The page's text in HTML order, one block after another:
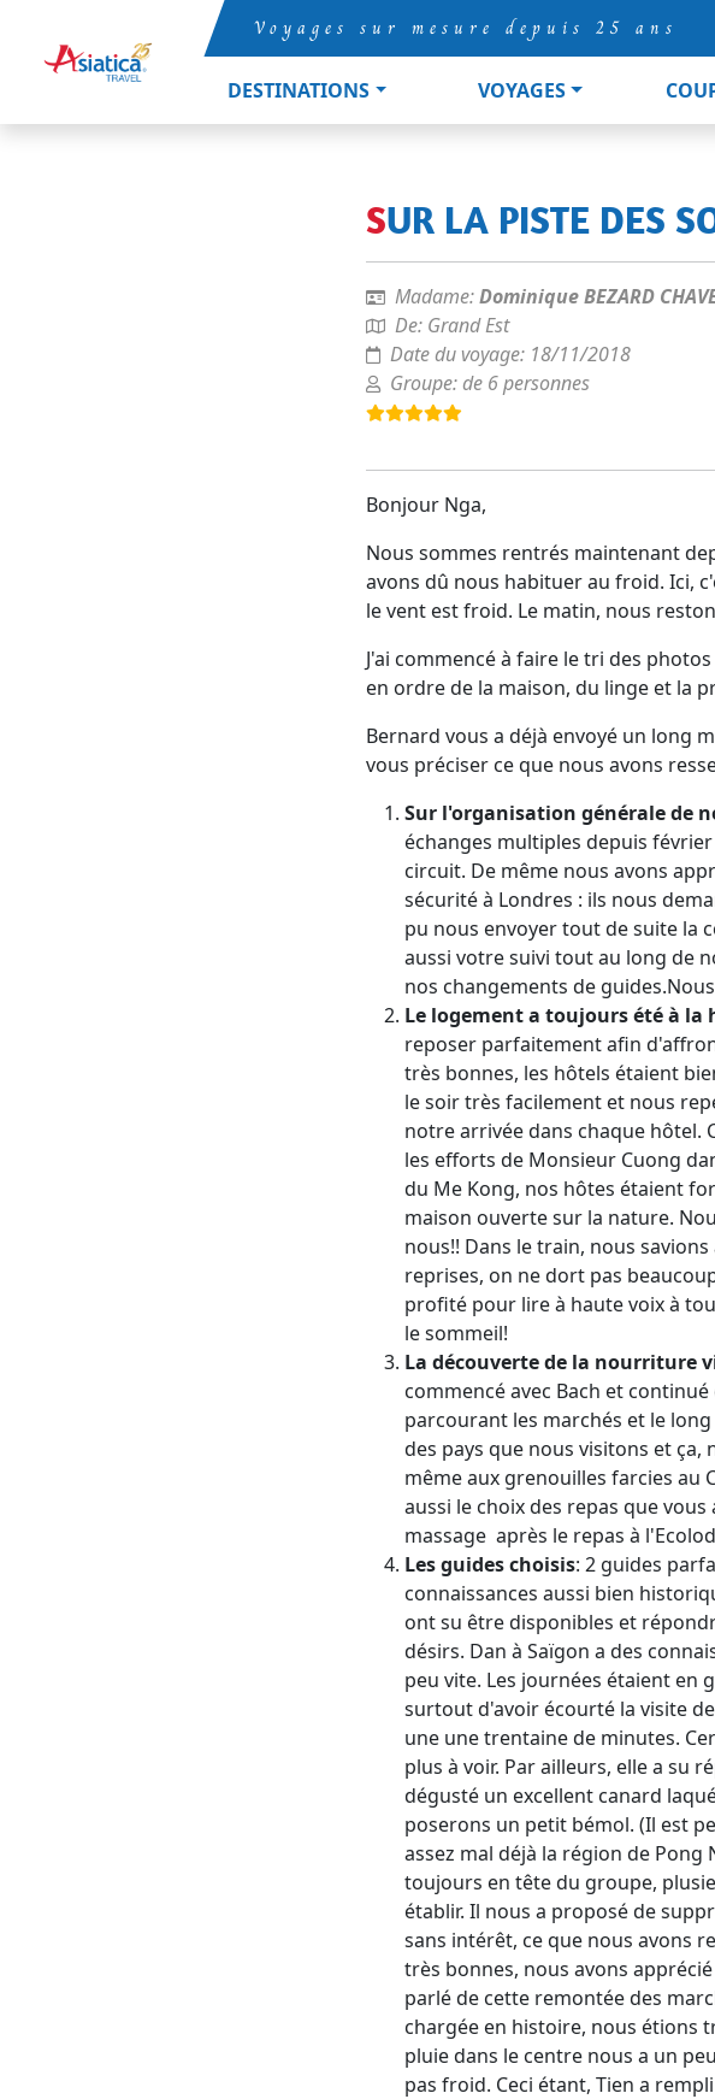
Voyages sur mesure depuis 25 ans
DESTINATIONS VOYAGES
SUR LA PISTE DES
Madame:Dominique BEZARD
De: Grand Est
Date du voyage: 18/11/2018
Groupe:de 6 personnes
Bonjour Nga,
Nous sommes rentrés maintenant
avons dû nous habituer au froid. Ici,
le vent est froid. Le matin, nous
J'ai commencé à faire le tri des
en ordre de la maison, du linge et la
Bernard vous a déjà envoyé un long
vous préciser ce que nous avons
Sur l'organisation générale de
échanges multiples depuis
circuit. De même nous avons
sécurité à Londres : ils nous
pu nous envoyer tout de suite la
aussi votre suivi tout au long de
nos changements de
Le logement a toujours été à
reposer parfaitement afin
très bonnes, les hôtels étaient
le soir très facilement et nous
notre arrivée dans chaque hôtel.
les efforts de Monsieur Cuong
du Me Kong, nos hôtes étaient
maison ouverte sur la nature.
nous!! Dans le train, nous
reprises, on ne dort pas
profité pour lire à haute voix à
le sommeil!
La découverte de la nourriture
commencé avec Bach et
parcourant les marchés et le
des pays que nous visitons et
même aux grenouilles farcies au
aussi le choix des repas que
massage après le repas à
Les guides choisis: 2 guides
connaissances aussi bien
ont su être disponibles et
désirs. Dan à Saïgon a des
peu vite. Les journées étaient en
surtout d'avoir écourté la visite
une une trentaine de minutes.
plus à voir. Par ailleurs, elle a su
dégusté un excellent canard
poserons un petit bémol. (Il est
assez mal déjà la région de Pong
toujours en tête du groupe,
établir. Il nous a proposé de
sans intérêt, ce que nous avons
très bonnes, nous avons
parlé de cette remontée des
chargée en histoire, nous étions
pluie dans le centre nous a un
pas froid. Ceci étant, Tien a